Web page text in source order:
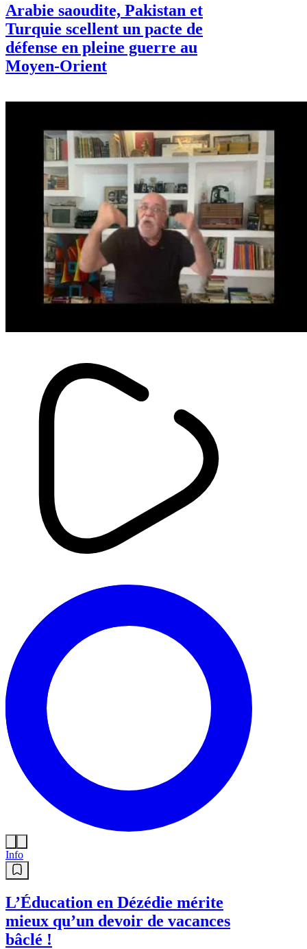
Arabie saoudite, Pakistan et
Turquie scellent un pacte de
défense en pleine guerre au
Moyen-Orient
Info
L’Éducation en Dézédie mérite
mieux qu’un devoir de vacances
bâclé !